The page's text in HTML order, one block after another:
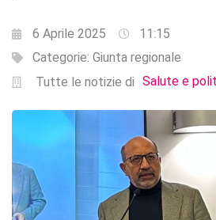
6 Aprile 2025
11:15
Categorie: Giunta regionale
Tutte le notizie di Salute e